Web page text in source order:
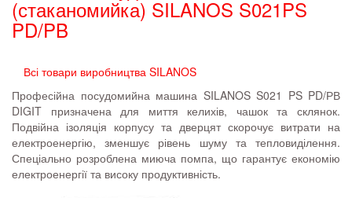
(стаканомийка) SILANOS S021PS
PD/PB
Всі товари виробництва SILANOS
Професійна посудомийна машина SILANOS S021 PS PD/РВ
DIGIT призначена для миття келихів, чашок та склянок.
Подвійна ізоляція корпусу та дверцят скорочує витрати на
електроенергію, зменшує рівень шуму та тепловиділення.
Спеціально розроблена миюча помпа, що гарантує економію
електроенергії та високу продуктивність.